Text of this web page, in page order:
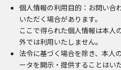
個人情報の利用目的：お問い合
いただく場合があります。
ここで得られた個人情報は本人
外では利用いたしません。
法令に基づく場合を除き、本人
ータを開示・提供することはい